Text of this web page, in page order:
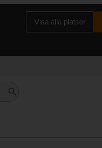
Visa alla platser